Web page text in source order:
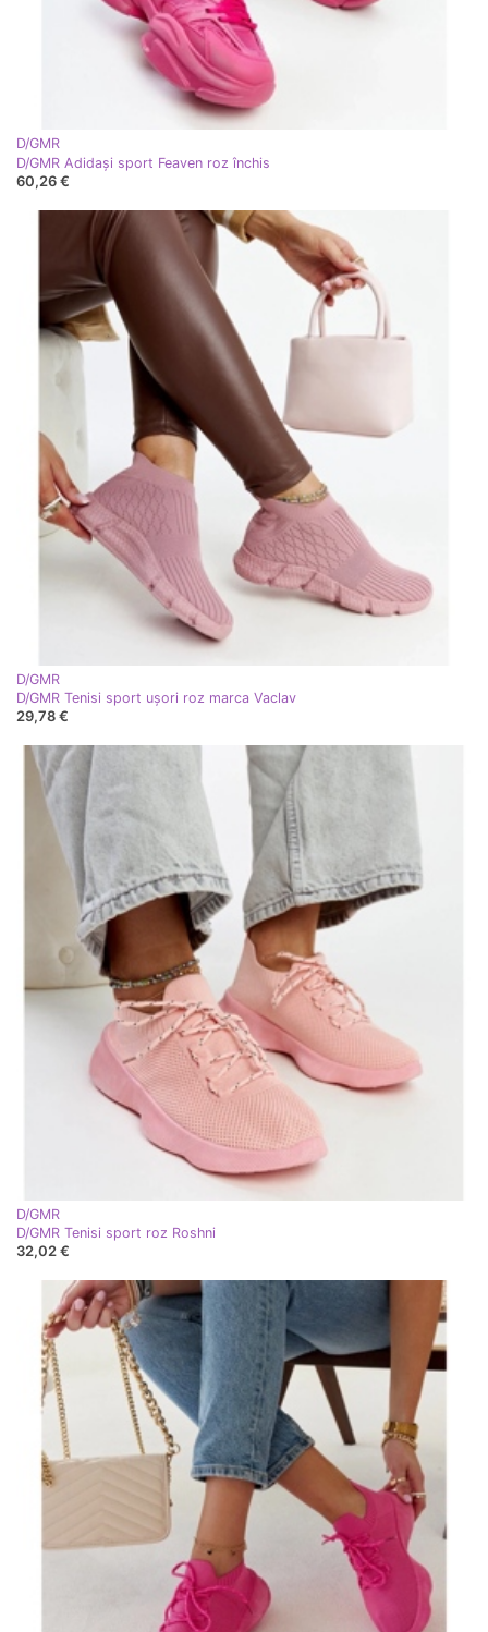
D/GMR
D/GMR Adidași sport Feaven roz închis
60,26 €
D/GMR
D/GMR Tenisi sport ușori roz marca Vaclav
29,78 €
D/GMR
D/GMR Tenisi sport roz Roshni
32,02 €